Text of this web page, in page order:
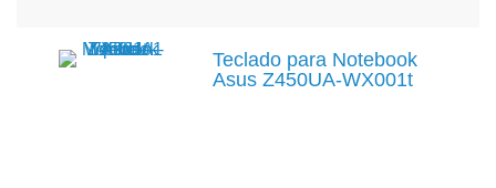
Teclado para Notebook
Asus Z450UA-WX001t